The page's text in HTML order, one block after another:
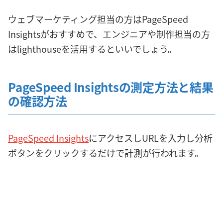
ウェブマーケティング担当の方はPageSpeed
Insightsがおすすめで、エンジニアや制作担当の方
はlighthouseを活用するといいでしょう。
PageSpeed Insightsの測定方法と結果
の確認方法
PageSpeed InsightsにアクセスしURLを入力し分析
ボタンをクリックするだけで計測が行われます。